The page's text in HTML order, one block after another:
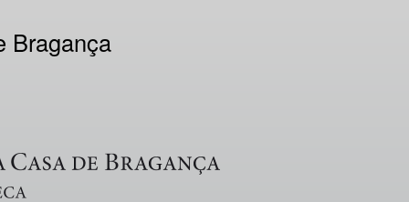
Bragança